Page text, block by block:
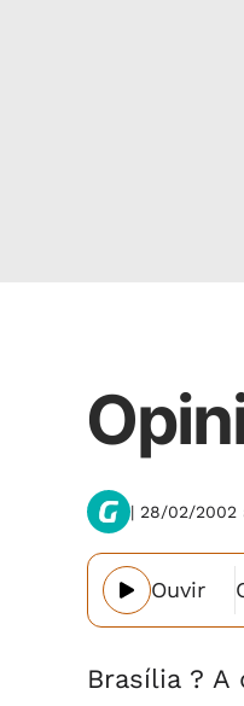
| 28/02/2002
Ouvir
Brasília ?